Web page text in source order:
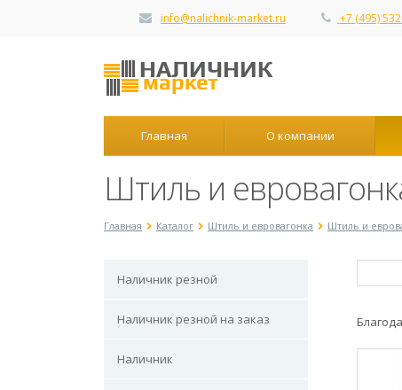
info@nalichnik-market.ru +7 (495)
Главная О компании
Штиль и
Главная Каталог Штиль и евровагонка Штиль и
Наличник резной
Наличник резной на заказ
Наличник